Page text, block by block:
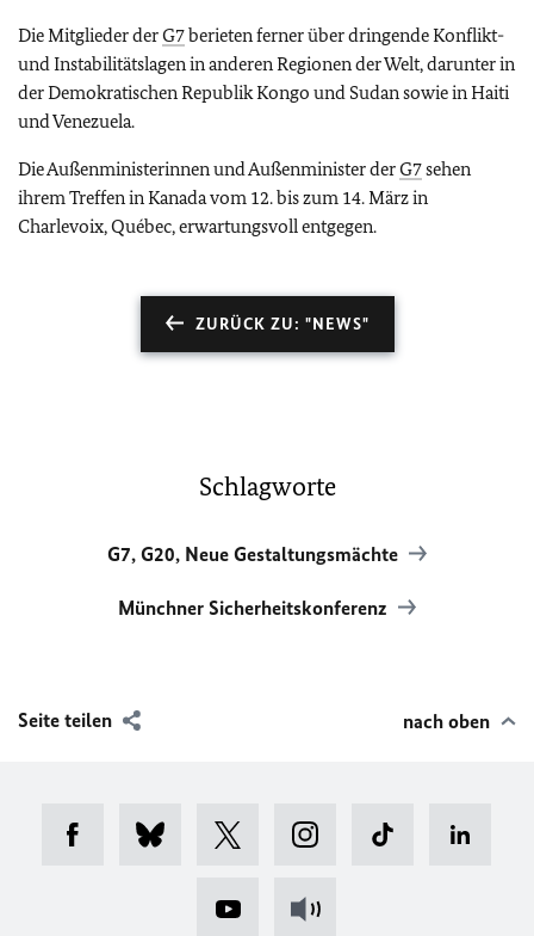
Die Mitglieder derG7berieten ferner über dringende Konflikt-
und Instabilitätslagen in anderen Regionen der Welt, darunter in
der Demokratischen Republik Kongo und Sudan sowie in Haiti
und Venezuela.
Die Außenministerinnen und Außenminister derG7sehen
ihrem Treffen in Kanada vom 12. bis zum 14. März in
Charlevoix, Québec, erwartungsvoll entgegen.
ZURÜCK ZU: "NEWS"
Schlagworte
G7, G20, Neue Gestaltungsmächte
Münchner Sicherheitskonferenz
Seite teilen nach oben